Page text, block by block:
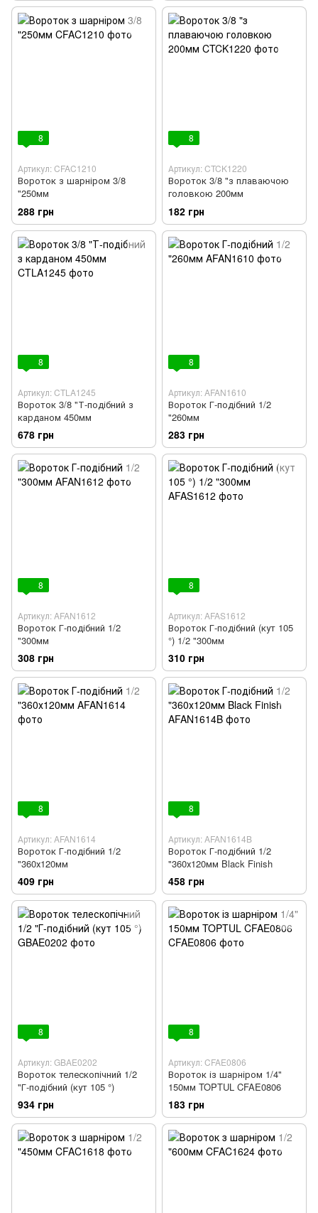
8
Артикул: CFAC1210
Вороток з шарніром 3/8
"250мм
288 грн
8
Артикул: CTCK1220
Вороток 3/8 "з плаваючою
головкою 200мм
182 грн
8
Артикул: CTLA1245
Вороток 3/8 "Т-подібний з
карданом 450мм
678 грн
8
Артикул: AFAN1610
Вороток Г-подібний 1/2
"260мм
283 грн
8
Артикул: AFAN1612
Вороток Г-подібний 1/2
"300мм
308 грн
8
Артикул: AFAS1612
Вороток Г-подібний (кут 105
°) 1/2 "300мм
310 грн
8
Артикул: AFAN1614
Вороток Г-подібний 1/2
"360х120мм
409 грн
8
Артикул: AFAN1614B
Вороток Г-подібний 1/2
"360х120мм Black Finish
458 грн
8
Артикул: GBAE0202
Вороток телескопічний 1/2
"Г-подібний (кут 105 °)
934 грн
8
Артикул: CFAE0806
Вороток із шарніром 1/4"
150мм TOPTUL CFAE0806
183 грн